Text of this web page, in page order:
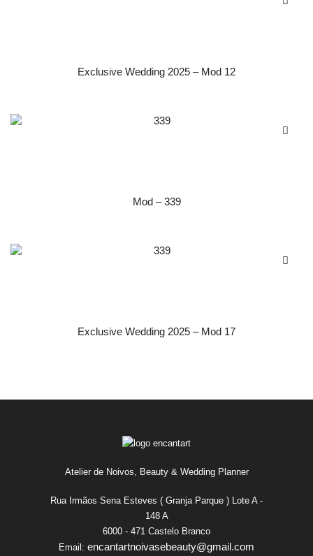
Exclusive Wedding 2025 – Mod 12
Mod – 339
Exclusive Wedding 2025 – Mod 17
Atelier de Noivos, Beauty & Wedding Planner
Rua Irmãos Sena Esteves ( Granja Parque ) Lote A -
148 A
6000 - 471 Castelo Branco
Email: encantartnoivasebeauty@gmail.com